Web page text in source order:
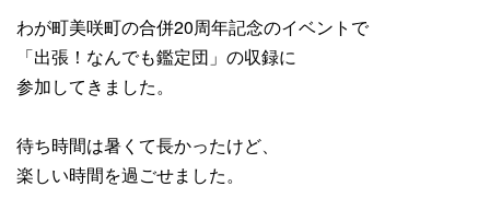
わが町美咲町の合併20周年記念のイベントで
「出張！なんでも鑑定団」の収録に
参加してきました。
待ち時間は暑くて長かったけど、
楽しい時間を過ごせました。